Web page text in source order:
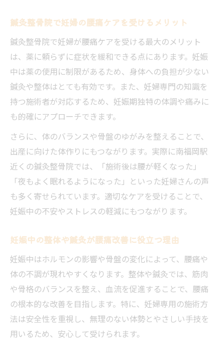
鍼灸整骨院で妊婦の腰痛ケアを受けるメリット
鍼灸整骨院で妊婦が腰痛ケアを受ける最大のメリット
は、薬に頼らずに症状を緩和できる点にあります。妊娠
中は薬の使用に制限があるため、身体への負担が少ない
鍼灸や整体はとても有効です。また、妊婦専門の知識を
持つ施術者が対応するため、妊娠期独特の体調や痛みに
も的確にアプローチできます。
さらに、体のバランスや骨盤のゆがみを整えることで、
出産に向けた体作りにもつながります。実際に南福岡駅
近くの鍼灸整骨院では、「施術後は腰が軽くなった」
「夜もよく眠れるようになった」といった妊婦さんの声
も多く寄せられています。適切なケアを受けることで、
妊娠中の不安やストレスの軽減にもつながります。
妊娠中の整体や鍼灸が腰痛改善に役立つ理由
妊娠中はホルモンの影響や骨盤の変化によって、腰痛や
体の不調が現れやすくなります。整体や鍼灸では、筋肉
や骨格のバランスを整え、血流を促進することで、腰痛
の根本的な改善を目指します。特に、妊婦専用の施術方
法は安全性を重視し、無理のない体勢とやさしい手技を
用いるため、安心して受けられます。